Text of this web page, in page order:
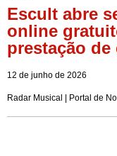
Escult abre
online
prestação
12 de junho de 2026
Radar Musical | Portal de